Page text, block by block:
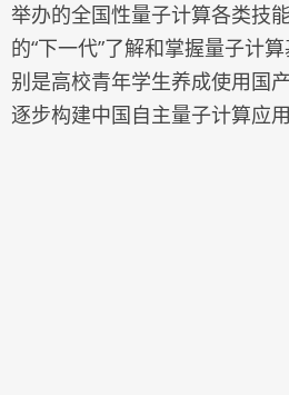
举办的全国性量子计算各类技
的“下一代”了解和掌握量子计
别是高校青年学生养成使用国
逐步构建中国自主量子计算应用